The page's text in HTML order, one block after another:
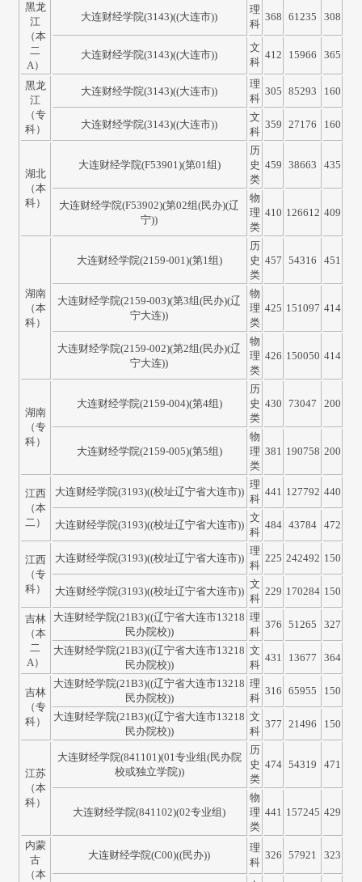
黑龙
江
（本
二
A）
大连财经学院(3143)((大连市))
理
科
368 61235 308
大连财经学院(3143)((大连市))
文
科
412 15966 365
黑龙
江
（专
科）
大连财经学院(3143)((大连市))
理
科
305 85293 160
大连财经学院(3143)((大连市))
文
科
359 27176 160
湖北
（本
科）
大连财经学院(F53901)(第01组)
历
史
类
459 38663 435
大连财经学院(F53902)(第02组(民办)(辽
宁))
物
理
类
410 126612 409
湖南
（本
科）
大连财经学院(2159-001)(第1组)
历
史
类
457 54316 451
大连财经学院(2159-003)(第3组(民办)(辽
宁大连))
物
理
类
425 151097 414
大连财经学院(2159-002)(第2组(民办)(辽
宁大连))
物
理
类
426 150050 414
湖南
（专
科）
大连财经学院(2159-004)(第4组)
历
史
类
430 73047 200
大连财经学院(2159-005)(第5组)
物
理
类
381 190758 200
江西
（本
二）
大连财经学院(3193)((校址辽宁省大连市))
理
科
441 127792 440
大连财经学院(3193)((校址辽宁省大连市))
文
科
484 43784 472
江西
（专
科）
大连财经学院(3193)((校址辽宁省大连市))
理
科
225 242492 150
大连财经学院(3193)((校址辽宁省大连市))
文
科
229 170284 150
吉林
（本
二
A）
大连财经学院(21B3)((辽宁省大连市13218
民办院校))
理
科
376 51265 327
大连财经学院(21B3)((辽宁省大连市13218
民办院校))
文
科
431 13677 364
吉林
（专
科）
大连财经学院(21B3)((辽宁省大连市13218
民办院校))
理
科
316 65955 150
大连财经学院(21B3)((辽宁省大连市13218
民办院校))
文
科
377 21496 150
江苏
（本
科）
大连财经学院(841101)(01专业组(民办院
校或独立学院))
历
史
类
474 54319 471
大连财经学院(841102)(02专业组)
物
理
类
441 157245 429
内蒙
古
（本
大连财经学院(C00)((民办))
理
科
326 57921 323